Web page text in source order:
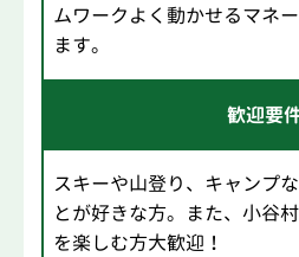
ムワークよく動かせるマネ
ます。
歓迎要
スキーや山登り、キャンプ
とが好きな方。また、小谷
を楽しむ方大歓迎！